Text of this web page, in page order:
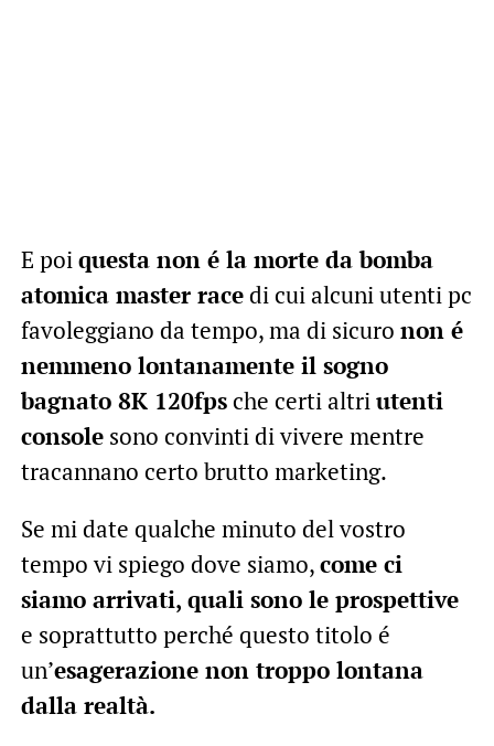
E poiquesta non é la morte da bomba
atomica master racedi cui alcuni utenti pc
favoleggiano da tempo, ma di sicuro non é
nemmeno lontanamente il sogno
bagnato 8K 120fpsche certi altriutenti
consolesono convinti di vivere mentre
tracannano certo brutto marketing.
Se mi date qualche minuto del vostro
tempo vi spiego dove siamo,come ci
siamo arrivati, quali sono le prospettive
e soprattutto perché questo titolo é
un’esagerazione non troppo lontana
dalla realtà.